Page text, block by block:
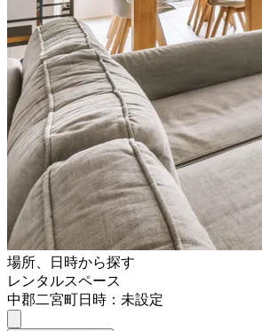
場所、日時から探す
レンタルスペース
中郡二宮町日時：未設定